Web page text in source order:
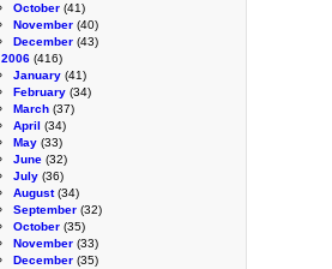
October (41)
November (40)
December (43)
2006 (416)
January (41)
February (34)
March (37)
April (34)
May (33)
June (32)
July (36)
August(34)
September (32)
October (35)
November (33)
December (35)